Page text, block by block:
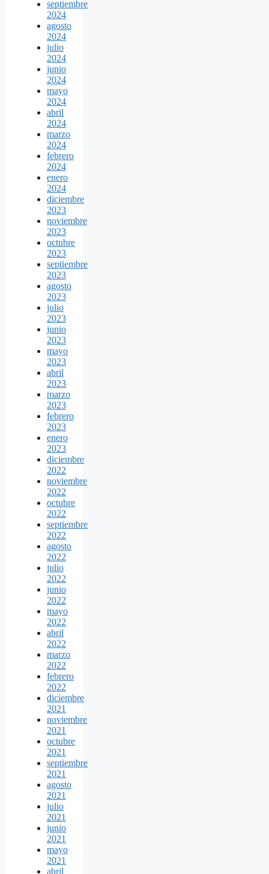
septiembre
2024
agosto
2024
julio
2024
junio
2024
mayo
2024
abril
2024
marzo
2024
febrero
2024
enero
2024
diciembre
2023
noviembre
2023
octubre
2023
septiembre
2023
agosto
2023
julio
2023
junio
2023
mayo
2023
abril
2023
marzo
2023
febrero
2023
enero
2023
diciembre
2022
noviembre
2022
octubre
2022
septiembre
2022
agosto
2022
julio
2022
junio
2022
mayo
2022
abril
2022
marzo
2022
febrero
2022
diciembre
2021
noviembre
2021
octubre
2021
septiembre
2021
agosto
2021
julio
2021
junio
2021
mayo
2021
abril